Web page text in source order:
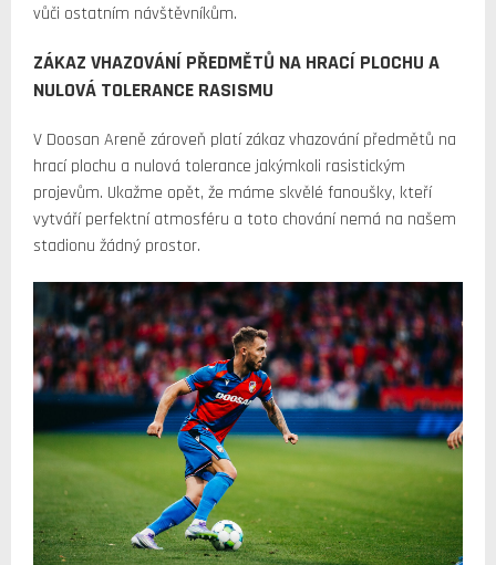
vůči ostatním návštěvníkům.
ZÁKAZ VHAZOVÁNÍ PŘEDMĚTŮ NA HRACÍ PLOCHU A
NULOVÁ TOLERANCE RASISMU
V Doosan Areně zároveň platí zákaz vhazování předmětů na
hrací plochu a nulová tolerance jakýmkoli rasistickým
projevům. Ukažme opět, že máme skvělé fanoušky, kteří
vytváří perfektní atmosféru a toto chování nemá na našem
stadionu žádný prostor.